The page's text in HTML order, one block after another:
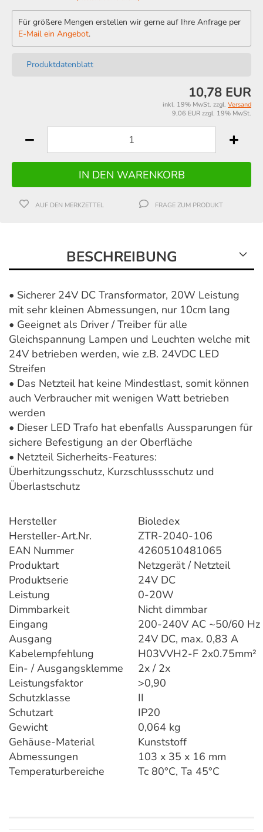
Für größere Mengen erstellen wir gerne auf Ihre Anfrage per
E-Mail ein Angebot.
Produktdatenblatt
10,78 EUR
inkl. 19% MwSt. zzgl. Versand
9,06 EUR zzgl. 19% MwSt.
AUF DEN MERKZETTEL FRAGE ZUM PRODUKT
BESCHREIBUNG
• Sicherer 24V DC Transformator, 20W Leistung
mit sehr kleinen Abmessungen, nur 10cm lang
• Geeignet als Driver / Treiber für alle
Gleichspannung Lampen und Leuchten welche mit
24V betrieben werden, wie z.B. 24VDC LED
Streifen
• Das Netzteil hat keine Mindestlast, somit können
auch Verbraucher mit wenigen Watt betrieben
werden
• Dieser LED Trafo hat ebenfalls Aussparungen für
sichere Befestigung an der Oberfläche
• Netzteil Sicherheits-Features:
Überhitzungsschutz, Kurzschlussschutz und
Überlastschutz
Hersteller
Bioledex
Hersteller-Art.Nr.
ZTR-2040-106
EAN Nummer
4260510481065
Produktart
Netzgerät / Netzteil
Produktserie
24V DC
Leistung
0-20W
Dimmbarkeit
Nicht dimmbar
Eingang
200-240V AC ~50/60 Hz
Ausgang
24V DC, max. 0,83 A
Kabelempfehlung
H03VVH2-F 2x0.75mm²
Ein- / Ausgangsklemme
2x / 2x
Leistungsfaktor
>0,90
Schutzklasse
II
Schutzart
IP20
Gewicht
0,064 kg
Gehäuse-Material
Kunststoff
Abmessungen
103 x 35 x 16 mm
Temperaturbereiche
Tc 80°C, Ta 45°C